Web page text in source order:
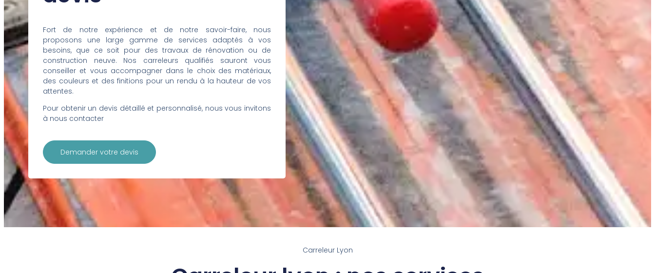
Fort de notre expérience et de notre savoir-faire, nous
proposons une large gamme de services adaptés à vos
besoins, que ce soit pour des travaux de rénovation ou de
construction neuve. Nos carreleurs qualifiés sauront vous
conseiller et vous accompagner dans le choix des matériaux,
des couleurs et des finitions pour un rendu à la hauteur de vos
attentes.
Pour obtenir un devis détaillé et personnalisé, nous vous invitons
à nous contacter
Demander votre devis
Carreleur Lyon